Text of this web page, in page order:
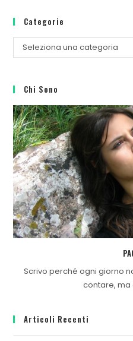
Categorie
Seleziona una categoria
Chi Sono
Scrivo perché ogni giorno
contare,
Articoli Recenti